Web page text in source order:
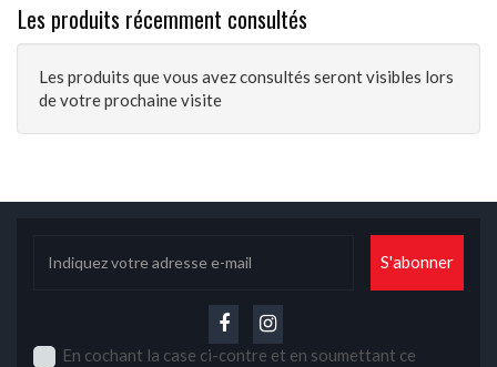
Les produits récemment consultés
Les produits que vous avez consultés seront visibles lors
de votre prochaine visite
En cochant la case ci-contre et en soumettant ce